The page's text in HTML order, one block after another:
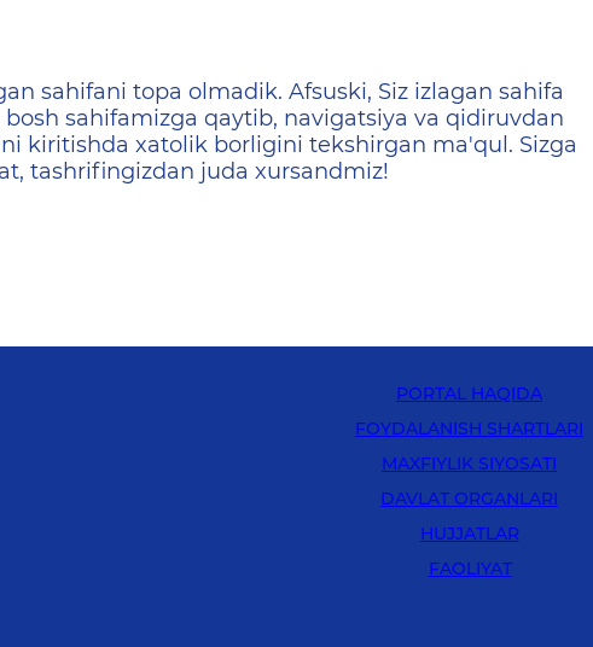
не найдена
sahifani topa olmadik. Afsuski, Siz izlagan sahifa
sahifamizga qaytib, navigatsiya va qidiruvdan
kiritishda xatolik borligini tekshirgan ma'qul. Sizga
tashrifingizdan juda xursandmiz!
PORTAL HAQIDA
FOYDALANISH SHARTLARI
MAXFIYLIK SIYOSATI
DAVLAT ORGANLARI
HUJJATLAR
FAOLIYAT